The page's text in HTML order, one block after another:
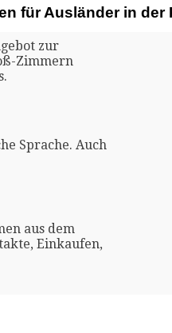
für Ausländer in der
zur
Zimmern
Sprache. Auch
aus dem
Einkaufen,